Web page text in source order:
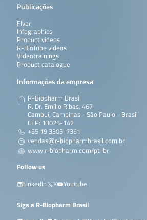
cheese.
Leia mais
Publicações
Flyer
Infographics
Product videos
R-BioTube videos
Videotrainings
Product catalogue
Informações da empresa
R-Biopharm Brasil
R. Dr. Emílio Ribas, 467
Cambuí, Campinas - São Paulo - Brasil
CEP: 13025-142
+55 19 3305-7351
vendas@r-biopharmbrasil.com.br
www.r-biopharm.com/pt-br
Follow us
LinkedIn
X Youtube
Siga a R-Biopharm Brasil